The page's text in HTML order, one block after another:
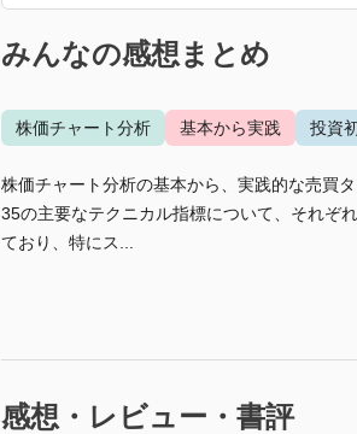
みんなの感想まとめ
株価チャート分析 基本から実践 投資
株価チャート分析の基本から、実践的な売買
35の主要なテクニカル指標について、それぞ
ており、特にス...
感想・レビュー・書評